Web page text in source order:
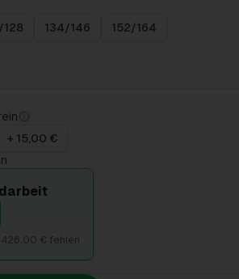
128 134/146
152/164
+ 15,00 €
426,00 € fehlen